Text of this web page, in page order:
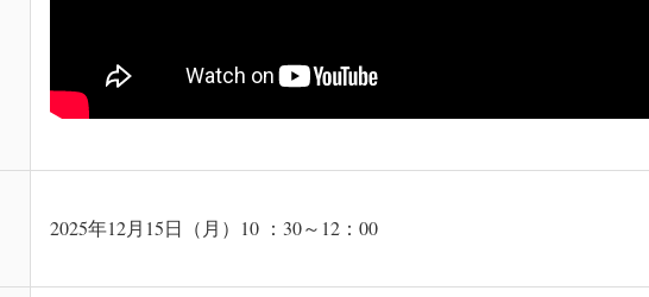
2025年12月15日（月）10 ：30～12：00